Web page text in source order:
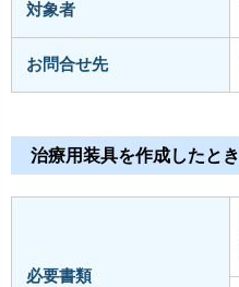
対象者
お問合せ先
治療用装具を作成したとき
必要書類